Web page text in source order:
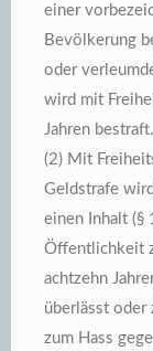
einer
Bevölkerung
oder
wird mit
Jahren bestraft.
(2) Mit
Geldstrafe
einen Inhalt (§
Öffentlichkeit
achtzehn
überlässt oder
zum Hass